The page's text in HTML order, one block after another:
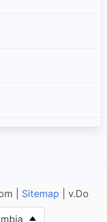
| Sitemap | v.Do